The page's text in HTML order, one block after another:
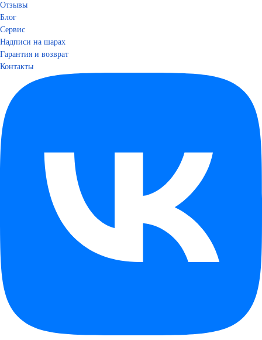
Отзывы
Блог
Сервис
Надписи на шарах
Гарантия и возврат
Контакты